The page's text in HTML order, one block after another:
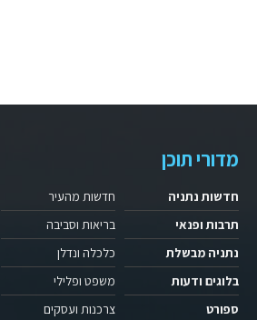
מדורי תוכן
חדשות נתניה
תרבות ופנאי
נתניה מבשלת
בלוגים ודעות
ספורט
חדשות מהעיר
בריאות וסביבה
כלכלה ונדלן
משפט ופלילי
צרכנות ועסקים